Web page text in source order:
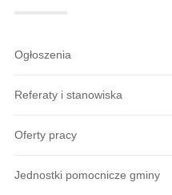
Ogłoszenia
Referaty i stanowiska
Oferty pracy
Jednostki pomocnicze gminy